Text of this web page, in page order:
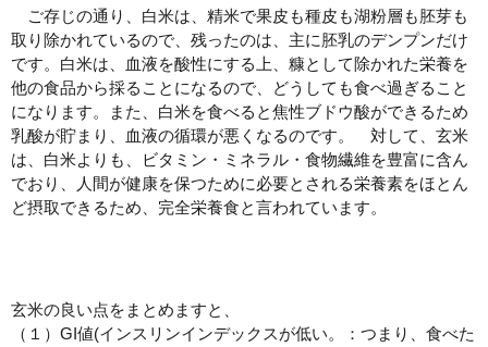
ご存じの通り、白米は、精米で果皮も種皮も湖粉層も胚芽も
取り除かれているので、残ったのは、主に胚乳のデンプンだけ
です。白米は、血液を酸性にする上、糠として除かれた栄養を
他の食品から採ることになるので、どうしても食べ過ぎること
になります。また、白米を食べると焦性ブドウ酸ができるため
乳酸が貯まり、血液の循環が悪くなるのです。 対して、玄米
は、白米よりも、ビタミン・ミネラル・食物繊維を豊富に含ん
でおり、人間が健康を保つために必要とされる栄養素をほとん
ど摂取できるため、完全栄養食と言われています。
玄米の良い点をまとめますと、
（１）GI値(インスリンインデックスが低い。：つまり、食べた